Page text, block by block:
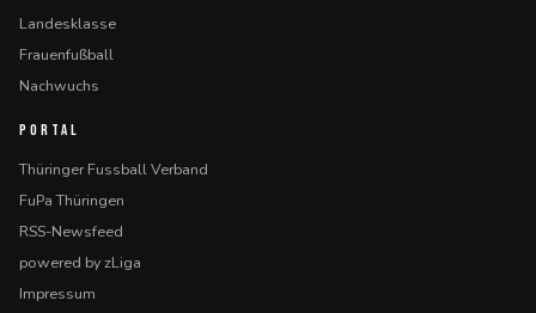
Landesklasse
Frauenfußball
Nachwuchs
PORTAL
Thüringer Fussball Verband
FuPa Thüringen
RSS-Newsfeed
powered by zLiga
Impressum